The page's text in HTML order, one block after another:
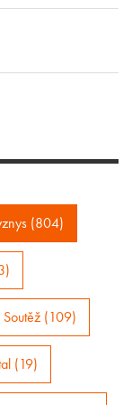
(804)
Soutěž (109)
(19)